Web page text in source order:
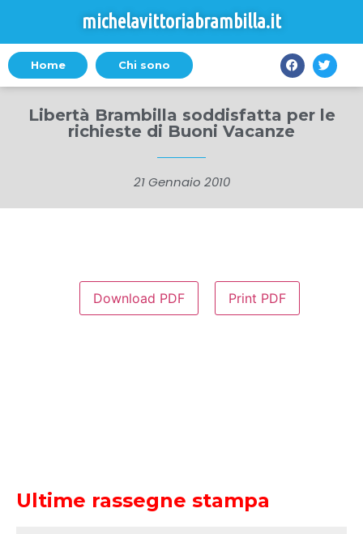
michelavittoriabrambilla.it
Home Chi sono
Libertà Brambilla soddisfatta per le
richieste di Buoni Vacanze
21 Gennaio 2010
Download PDF Print PDF
Ultime rassegne stampa